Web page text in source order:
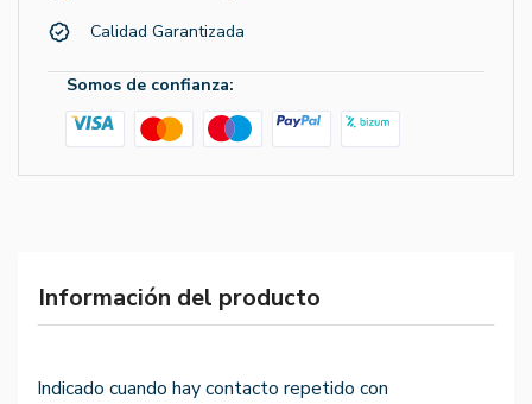
Calidad Garantizada
Somos de confianza:
Información del producto
Indicado cuando hay contacto repetido con